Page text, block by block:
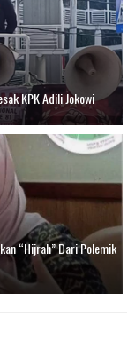
KPK Adili Jokowi
“Hijrah” Dari Polemik